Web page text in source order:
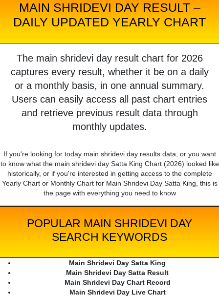
MAIN SHRIDEVI DAY RESULT –
DAILY UPDATED YEARLY CHART
The main shridevi day result chart for 2026
captures every result, whether it be on a daily
or a monthly basis, in one annual summary.
Users can easily access all past chart entries
and retrieve previous result data through
monthly updates.
If you're looking for today main shridevi day results data, or you want
to know what the main shridevi day Satta King Chart (2026) looked like
historically, or if you're interested in getting access to the complete
Yearly Chart or Monthly Chart for Main Shridevi Day Satta King, this is
the page with everything you need to know
POPULAR MAIN SHRIDEVI DAY
SEARCH KEYWORDS
Main Shridevi Day Satta King
Main Shridevi Day Satta Result
Main Shridevi Day Chart Record
Main Shridevi Day Live Chart